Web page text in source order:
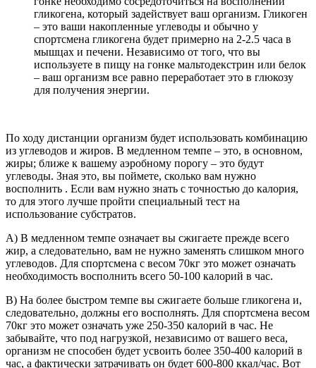
гликогена, который задействует ваш организм. Гликоген
– это ваши накопленные углеводы и обычно у
спортсмена гликогена будет примерно на 2-2.5 часа в
мышцах и печени. Независимо от того, что вы
используете в пищу на гонке мальтодекстрин или белок
– ваш организм все равно переработает это в глюкозу
для получения энергии.
По ходу дистанции организм будет использовать комбинацию
из углеводов и жиров. В медленном темпе – это, в основном,
жиры; ближе к вашему аэробному порогу – это будут
углеводы. Зная это, вы поймете, сколько вам нужно
восполнить . Если вам нужно знать с точностью до калория,
то для этого лучше пройти специальный тест на
использование субстратов.
A) В медленном темпе означает вы сжигаете прежде всего
жир, а следовательно, вам не нужно заменять слишком много
углеводов. Для спортсмена с весом 70кг это может означать
необходимость восполнить всего 50-100 калорий в час.
B) На более быстром темпе вы сжигаете больше гликогена и,
следовательно, должны его восполнять. Для спортсмена весом
70кг это может означать уже 250-350 калорий в час. Не
забывайте, что под нагрузкой, независимо от вашего веса,
организм не способен будет усвоить более 350-400 калорий в
час, а фактически затрачивать он будет 600-800 ккал/час. Вот